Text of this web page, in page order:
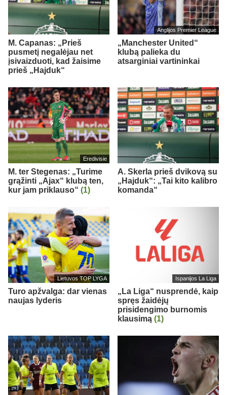
M. Capanas: „Prieš
pusmetį negalėjau net
įsivaizduoti, kad žaisime
prieš „Hajduk“
Anglijos Premier League
„Manchester United“
klubą palieka du
atsarginiai vartininkai
Eredivisie
M. ter Stegenas: „Turime
grąžinti „Ajax“ klubą ten,
kur jam priklauso“ (1)
A. Skerla prieš dvikovą su
„Hajduk“: „Tai kito kalibro
komanda“
Lietuvos TOP LYGA
Turo apžvalga: dar vienas
naujas lyderis
Ispanijos La Liga
„La Liga“ nusprendė, kaip
spręs žaidėjų
prisidengimo burnomis
klausimą (1)